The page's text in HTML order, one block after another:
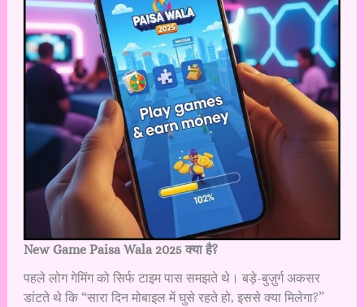
New Game Paisa Wala 2025 क्या है?
पहले लोग गेमिंग को सिर्फ टाइम पास समझते थे। बड़े-बुज़ुर्ग अकसर
डांटते थे कि “सारा दिन मोबाइल में घुसे रहते हो, इससे क्या मिलेगा?”